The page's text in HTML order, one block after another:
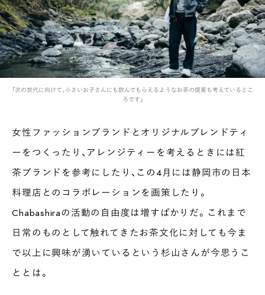
「次の世代に向けて、小さいお子さんにも飲んでもらえるようなお茶の提案も考えているとこ
ろです」
女性ファッションブランドとオリジナルブレンドティ
ーをつくったり、アレンジティーを考えるときには紅
茶ブランドを参考にしたり、この4月には静岡市の日本
料理店とのコラボレーションを画策したり。
Chabashiraの活動の自由度は増すばかりだ。これまで
日常のものとして触れてきたお茶文化に対しても今ま
で以上に興味が湧いているという杉山さんが今思うこ
ととは。